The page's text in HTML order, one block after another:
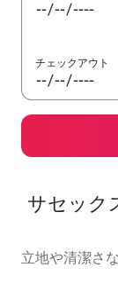
チェックアウト
サセック
立地や清潔さ